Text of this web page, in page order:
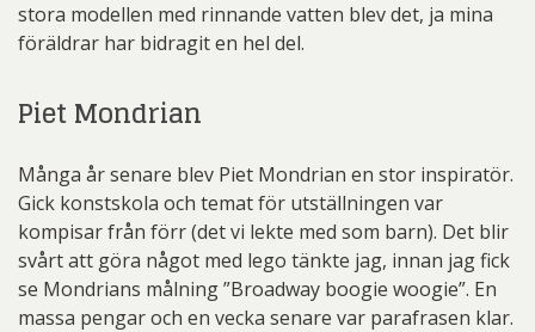
stora modellen med rinnande vatten blev det, ja mina
föräldrar har bidragit en hel del.
Piet Mondrian
Många år senare blev Piet Mondrian en stor inspiratör.
Gick konstskola och temat för utställningen var
kompisar från förr (det vi lekte med som barn). Det blir
svårt att göra något med lego tänkte jag, innan jag fick
se Mondrians målning ”Broadway boogie woogie”. En
massa pengar och en vecka senare var parafrasen klar.